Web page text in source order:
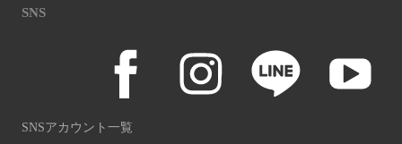
SNS
SNSアカウント一覧